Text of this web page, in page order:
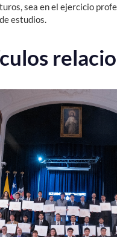
sea en el ejercicio
estudios.